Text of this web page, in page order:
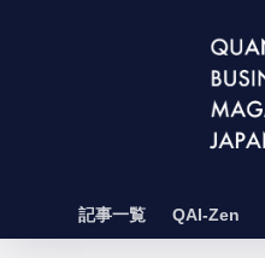
記事一覧 QAI-Zen